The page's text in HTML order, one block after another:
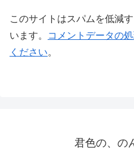
このサイトはスパムを低減
います。
コメントデータの
ください。
君色の、の